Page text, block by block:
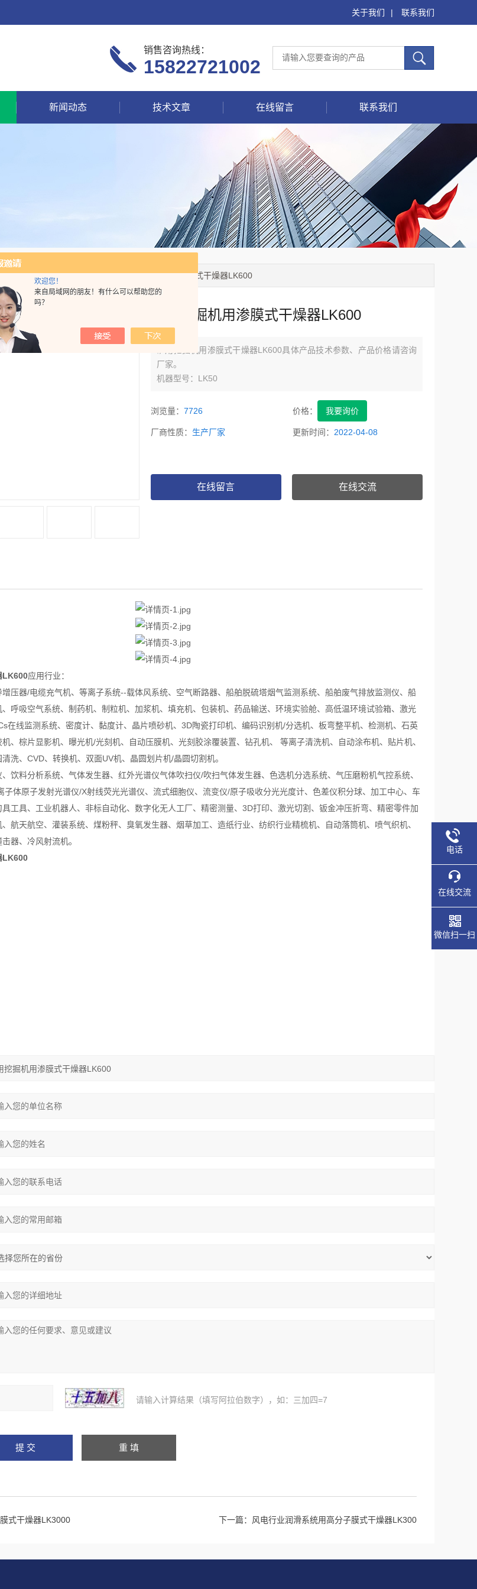
欢迎您！
来自局域网的朋友！有什么可以帮助您的
吗？
关于我们 | 联系我们
销售咨询热线：
15822721002
新闻动态 技术文章 在线留言 联系我们
产品中心>干燥器>膜式干燥器> 矿用挖掘机用渗膜式干燥器LK600
矿用挖掘机用渗膜式干燥器LK600
矿用挖掘机用渗膜式干燥器LK600具体产品技术参数、产品价格请咨询
厂家。
机器型号：LK50
机器型号：LK150
机器型号：LK300
机器型号：LK1050
浏览量： 7726 价格： 我要询价
厂商性质： 生产厂家 更新时间： 2022-04-08
在线留言 在线交流
LK600应用行业：
压器/电缆充气机、等离子系统--载体风系统、空气断路器、船舶脱硫塔烟气监测系统、船舶废气排放监测仪、船
呼吸空气系统、制药机、制粒机、加浆机、填充机、包装机、药品输送、环境实验舱、高低温环境试验箱、激光
在线监测系统、密度计、黏度计、晶片喷砂机、3D陶瓷打印机、编码识别机/分选机、板弯整平机、检测机、石英
、棕片显影机、曝光机/光刻机、自动压膜机、光刻胶涂覆装置、钻孔机、 等离子清洗机、自动涂布机、贴片机、
洗、CVD、转换机、双面UV机、晶圆划片机/晶圆切割机。
饮料分析系统、气体发生器、红外光谱仪气体吹扫仪/吹扫气体发生器、色选机分选系统、气压磨粉机气控系统、
子体原子发射光谱仪/X射线荧光光谱仪、流式细胞仪、流变仪/原子吸收分光光度计、色差仪积分球、加工中心、车
工具、工业机器人、非标自动化、数字化无人工厂、精密测量、3D打印、激光切割、钣金冲压折弯、精密零件加
航天航空、灌装系统、煤粉秤、臭氧发生器、烟草加工、造纸行业、纺织行业精梳机、自动落筒机、喷气织机、
器、冷风射流机。
LK600
请输入计算结果（填写阿拉伯数字），如：三加四=7
式干燥器LK3000 下一篇： 风电行业润滑系统用高分子膜式干燥器LK300
电话
在线交流
微信扫一扫